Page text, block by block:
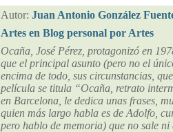
Autor: Juan Antonio González
Artes en Blog personal por Artes
Ocaña, José Pérez, protagonizó en
que el principal asunto (pero no el
encima de todo, sus circunstancias,
película se titula “Ocaña, retrato
en Barcelona, le dedica unas frases,
quien más largo habla es de Adolfo,
pero hablo de memoria) que no sale